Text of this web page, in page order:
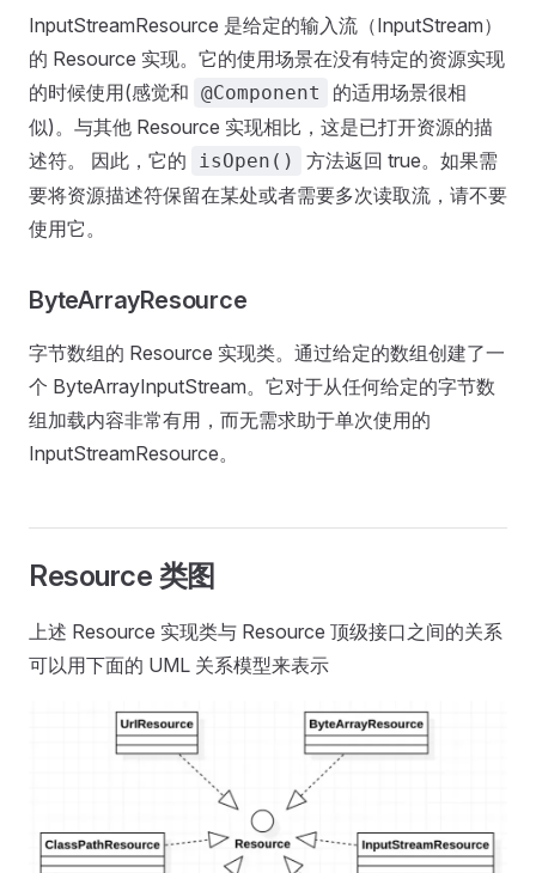
InputStreamResource 是给定的输入流（InputStream）
的 Resource 实现。它的使用场景在没有特定的资源实现
的时候使用(感觉和 @Component
的适用场景很相
似)。与其他 Resource 实现相比，这是已打开资源的描
述符。 因此，它的
isOpen()
方法返回 true。如果需
要将资源描述符保留在某处或者需要多次读取流，请不要
使用它。
ByteArrayResource
字节数组的 Resource 实现类。通过给定的数组创建了一
个 ByteArrayInputStream。它对于从任何给定的字节数
组加载内容非常有用，而无需求助于单次使用的
InputStreamResource。
Resource 类图
上述 Resource 实现类与 Resource 顶级接口之间的关系
可以用下面的 UML 关系模型来表示